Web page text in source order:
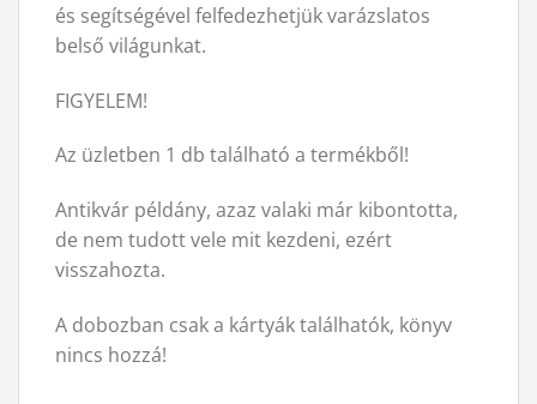
és segítségével felfedezhetjük varázslatos
belső világunkat.
FIGYELEM!
Az üzletben 1 db található a termékből!
Antikvár példány, azaz valaki már kibontotta,
de nem tudott vele mit kezdeni, ezért
visszahozta.
A dobozban csak a kártyák találhatók, könyv
nincs hozzá!